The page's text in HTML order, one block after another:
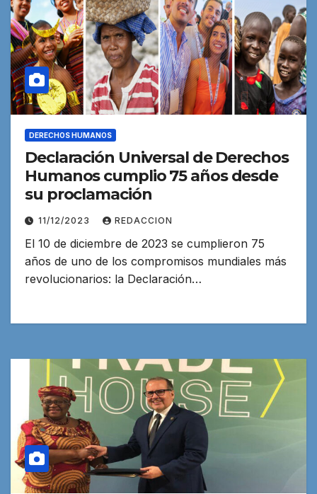
DERECHOS HUMANOS
Declaración Universal de Derechos
Humanos cumplio 75 años desde
su proclamación
11/12/2023 REDACCION
El 10 de diciembre de 2023 se cumplieron 75
años de uno de los compromisos mundiales más
revolucionarios: la Declaración…